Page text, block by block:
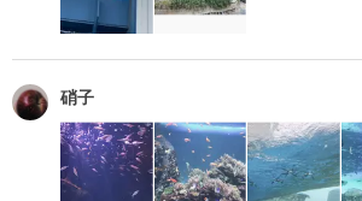
硝子